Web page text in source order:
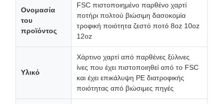
Ονομασία
του
προϊόντος
FSC πιστοποιημένο παρθένο χαρτί
ποτήρι πολτού βιώσιμη δασοκομία
τροφική ποιότητα ζεστό ποτό 8oz 10oz
12oz
Υλικό
Χάρτινο χαρτί από παρθένες ξύλινες
ίνες που έχει πιστοποιηθεί από το FSC
και έχει επικάλυψη PE διατροφικής
ποιότητας από βιώσιμες πηγές